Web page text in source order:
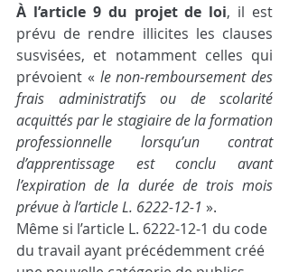
À l’article 9 du projet de loi, il est
prévu de rendre illicites les clauses
susvisées, et notamment celles qui
prévoient « le non-remboursement des
frais administratifs ou de scolarité
acquittés par le stagiaire de la formation
professionnelle lorsqu’un contrat
d’apprentissage est conclu avant
l’expiration de la durée de trois mois
prévue à l’article L. 6222-12-1 ».
Même si l’article L. 6222-12-1 du code
du travail ayant précédemment créé